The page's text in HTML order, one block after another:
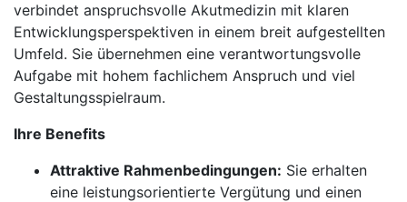
verbindet anspruchsvolle Akutmedizin mit klaren
Entwicklungsperspektiven in einem breit aufgestellten
Umfeld. Sie übernehmen eine verantwortungsvolle
Aufgabe mit hohem fachlichem Anspruch und viel
Gestaltungsspielraum.
Ihre Benefits
Attraktive Rahmenbedingungen: Sie erhalten
eine leistungsorientierte Vergütung und einen